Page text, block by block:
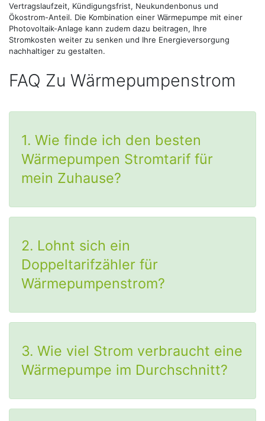
Vertragslaufzeit, Kündigungsfrist, Neukundenbonus und
Ökostrom-Anteil. Die Kombination einer Wärmepumpe mit einer
Photovoltaik-Anlage kann zudem dazu beitragen, Ihre
Stromkosten weiter zu senken und Ihre Energieversorgung
nachhaltiger zu gestalten.
FAQ Zu Wärmepumpenstrom
1. Wie finde ich den besten
Wärmepumpen Stromtarif für
mein Zuhause?
2. Lohnt sich ein
Doppeltarifzähler für
Wärmepumpenstrom?
3. Wie viel Strom verbraucht eine
Wärmepumpe im Durchschnitt?